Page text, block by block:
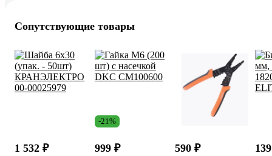
Сопутствующие товары
1 532 ₽
-21%
999 ₽ 590 ₽